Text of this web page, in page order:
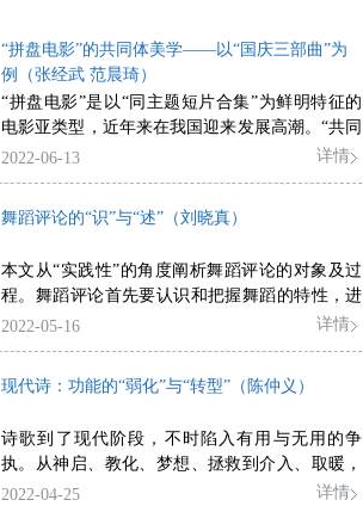
“拼盘电影”的共同体美学——以“国庆三部曲”为
例（张经武 范晨琦）
“拼盘电影”是以“同主题短片合集”为鲜明特征的
电影亚类型，近年来在我国迎来发展高潮。“共同
体美学”是强调协作、共情和共美的本土电影理
作拼盘电影美学特征的一种概括，具体体现为侧
同体叙事模式。以“国庆三部曲”为例，文本外部
形式的共同体类型书写主要涉及协同式的群体创
作、分段式的结构创作、命题式的任务创作和多
类型元素融合创作；文本内部的共同体叙事模式
主要表现为国族共同体叙事、地缘共同体叙事、
2022-06-13 详情
舞蹈评论的“识”与“述”（刘晓真）
本文从“实践性”的角度阐析舞蹈评论的对象及过
程。舞蹈评论首先要认识和把握舞蹈的特性，进
而掌握如何评论舞蹈，以上涉及“识”和“述”的关
径打通舞蹈评论对象与文化土壤之间的内在联
和方法下对舞蹈进行描述和阐释，通过细节来提
炼意义。最后，流行的概念或者理论并不一定达
成有效的评论，舞蹈评论者要释放艺术感受力，
2022-05-16 详情
现代诗：功能的“弱化”与“转型”（陈仲义）
诗歌到了现代阶段，不时陷入有用与无用的争
执。从神启、教化、梦想、拯救到介入、取暖，
一个明显的事实是：诗意正趋于衰减流散，“逆诗
2022-04-25 详情